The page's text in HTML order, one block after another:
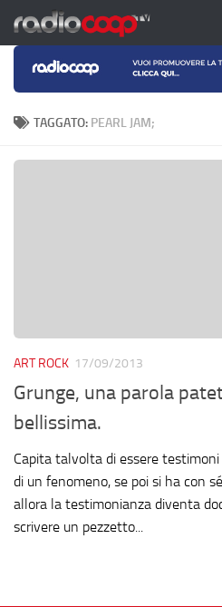
Salta al contenuto
TAGGATO: PEARL JAM;
ART ROCK 17/09/2013
Grunge, una parola
bellissima.
Capita talvolta di essere
di un fenomeno, se poi si ha con
allora la testimonianza diventa
scrivere un pezzetto...